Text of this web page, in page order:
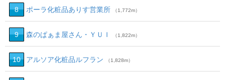
8 ポーラ化粧品ありす営業所 （1,772m）
9 森のぱぁま屋さん・ＹＵＩ （1,822m）
10 アルソア化粧品ルフラン （1,828m）